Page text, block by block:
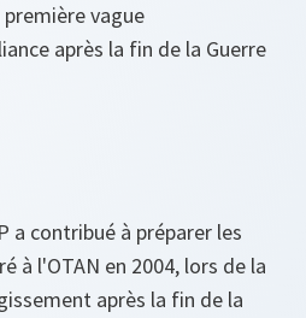
vague
après la fin de la Guerre
a contribué à préparer les
à l'OTAN en 2004, lors de la
après la fin de la